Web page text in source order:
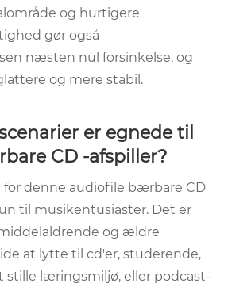
og hurtigere
gør også
næsten nul forsinkelse, og
og mere stabil.
er egnede til
CD -afspiller?
denne audiofile bærbare CD
til musikentusiaster. Det er
og ældre
at lytte til cd'er, studerende,
stille læringsmiljø, eller podcast-